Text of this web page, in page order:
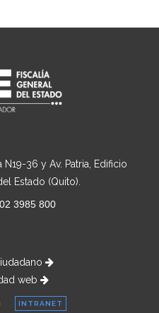
N19-36 y Av. Patria, Edificio
Estado (Quito).
02 3985 800
web
INTRANET